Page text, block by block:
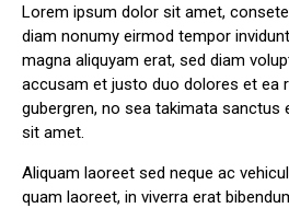
Lorem ipsum dolor sit amet,
diam nonumy eirmod tempor
magna aliquyam erat, sed diam
accusam et justo duo dolores et ea
gubergren, no sea takimata
sit amet.
Aliquam laoreet sed neque ac
quam laoreet, in viverra erat